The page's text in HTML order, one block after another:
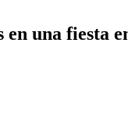
en una fiesta